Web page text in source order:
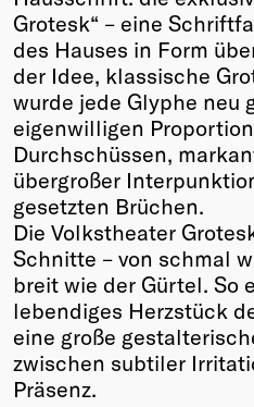
Grotesk“ – eine
des Hauses in Form
der Idee, klassische
wurde jede Glyphe neu
eigenwilligen
Durchschüssen,
übergroßer
gesetzten Brüchen.
Die Volkstheater
Schnitte – von schmal
breit wie der Gürtel. So
lebendiges Herzstück
eine große
zwischen subtiler
Präsenz.